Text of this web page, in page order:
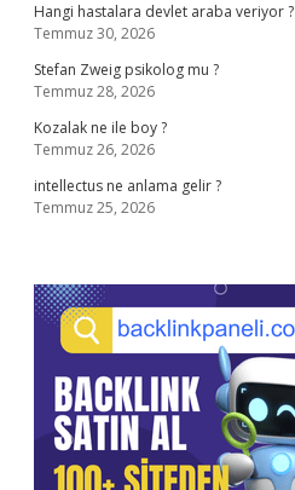
Hangi hastalara devlet araba veriyor ?
Temmuz 30, 2026
Stefan Zweig psikolog mu ?
Temmuz 28, 2026
Kozalak ne ile boy ?
Temmuz 26, 2026
intellectus ne anlama gelir ?
Temmuz 25, 2026